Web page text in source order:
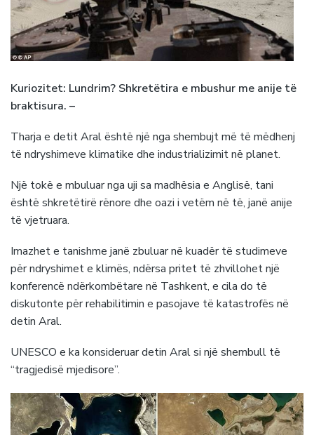
Kuriozitet: Lundrim? Shkretëtira e mbushur me anije të
braktisura. –
Tharja e detit Aral është një nga shembujt më të mëdhenj
të ndryshimeve klimatike dhe industrializimit në planet.
Një tokë e mbuluar nga uji sa madhësia e Anglisë, tani
është shkretëtirë rënore dhe oazi i vetëm në të, janë anije
të vjetruara.
Imazhet e tanishme janë zbuluar në kuadër të studimeve
për ndryshimet e klimës, ndërsa pritet të zhvillohet një
konferencë ndërkombëtare në Tashkent, e cila do të
diskutonte për rehabilitimin e pasojave të katastrofës në
detin Aral.
UNESCO e ka konsideruar detin Aral si një shembull të
“tragjedisë mjedisore”.